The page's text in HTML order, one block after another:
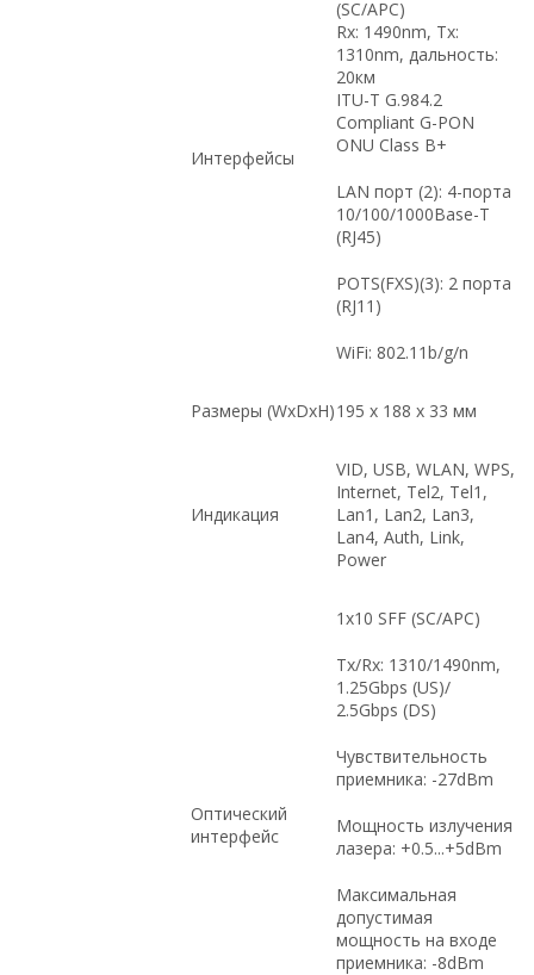
Интерфейсы
(SC/APC)
Rx: 1490nm, Tx:
1310nm, дальность:
20км
ITU-T G.984.2
Compliant G-PON
ONU Class B+
LAN порт (2): 4-порта
10/100/1000Base-T
(RJ45)
POTS(FXS)(3): 2 порта
(RJ11)
WiFi: 802.11b/g/n
Размеры (WxDxH)195 x 188 x 33 мм
Индикация
VID, USB, WLAN, WPS,
Internet, Tel2, Tel1,
Lan1, Lan2, Lan3,
Lan4, Auth, Link,
Power
Оптический
интерфейс
1x10 SFF (SC/APC)
Tx/Rx: 1310/1490nm,
1.25Gbps (US)/
2.5Gbps (DS)
Чувствительность
приемника: -27dBm
Мощность излучения
лазера: +0.5...+5dBm
Максимальная
допустимая
мощность на входе
приемника: -8dBm